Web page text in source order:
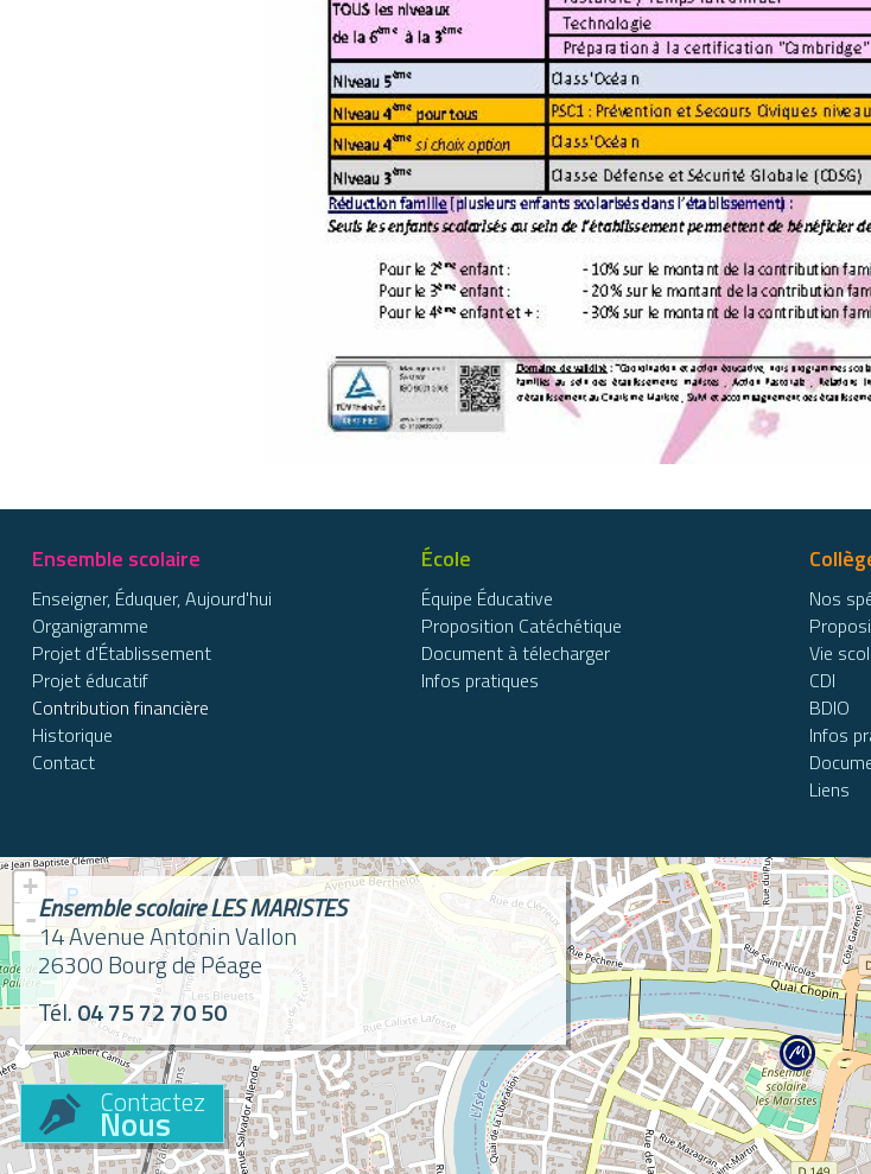
Ensemble scolaire
Enseigner, Éduquer, Aujourd'hui
Organigramme
Projet d'Établissement
Projet éducatif
Contribution financière
Historique
Contact
École
Équipe Éducative
Proposition Catéchétique
Document à télecharger
Infos pratiques
Nos
Vie
CDI
BDIO
Infos
Liens
+
-Ensemble scolaire LES MARISTES
14 Avenue Antonin Vallon
26300Bourg de Péage
Tél.04 75 72 70 50
Contactez
Nous